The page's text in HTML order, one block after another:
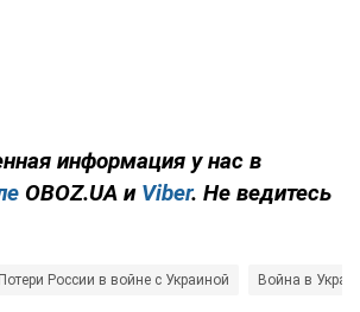
информация у нас в
OBOZ.UA и Viber. Не ведитесь
Потери России в войне с Украиной Война в